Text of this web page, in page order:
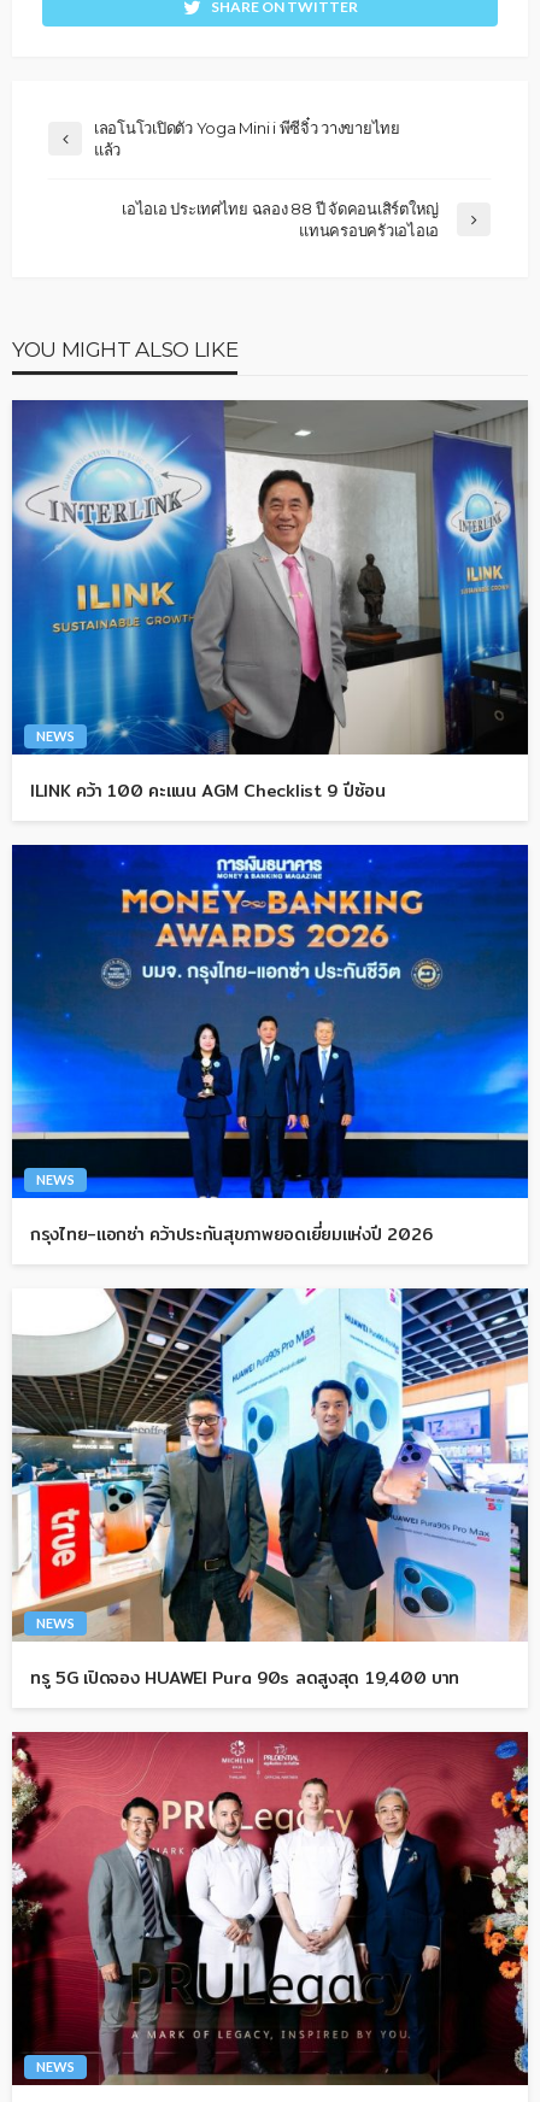
SHARE ON TWITTER
เลอโนโวเปิดตัว Yoga Mini i พีซีจิ๋ว วางขายไทย
แล้ว
เอไอเอ ประเทศไทย ฉลอง 88 ปี จัดคอนเสิร์ตใหญ่
แทนครอบครัวเอไอเอ
YOU MIGHT ALSO LIKE
NEWS
ILINK คว้า 100 คะแนน AGM Checklist 9 ปีซ้อน
NEWS
กรุงไทย-แอกซ่า คว้าประกันสุขภาพยอดเยี่ยมแห่งปี 2026
NEWS
ทรู 5G เปิดจอง HUAWEI Pura 90s ลดสูงสุด 19,400 บาท
NEWS